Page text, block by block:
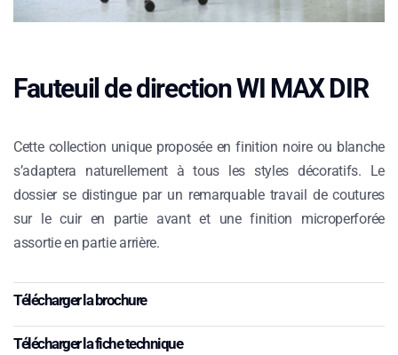
Fauteuil de direction WI MAX DIR
Cette collection unique proposée en finition noire ou blanche
s’adaptera naturellement à tous les styles décoratifs. Le
dossier se distingue par un remarquable travail de coutures
sur le cuir en partie avant et une finition microperforée
assortie en partie arrière.
Télécharger la brochure
Télécharger la fiche technique